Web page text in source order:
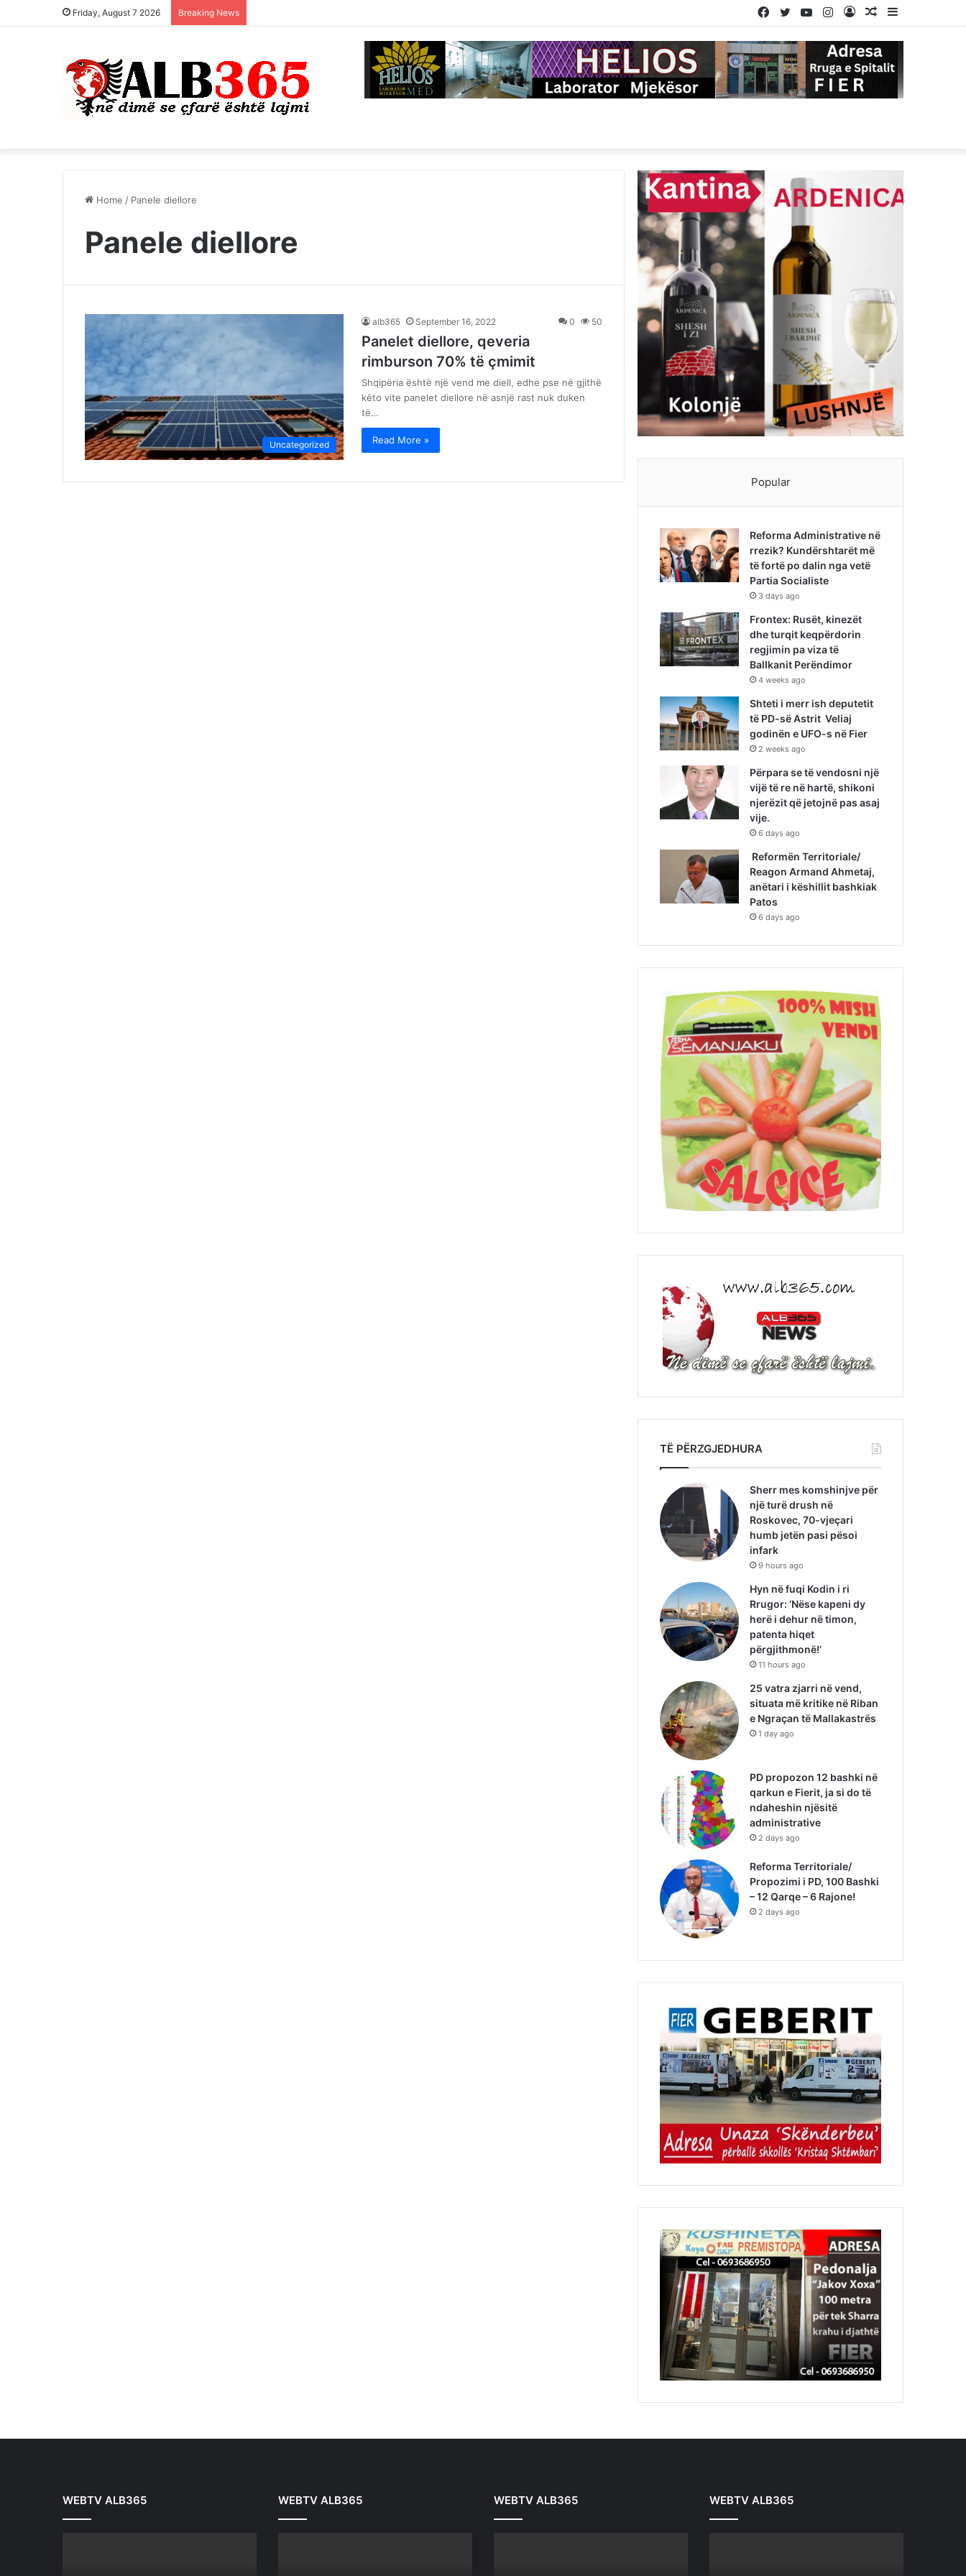
Friday, August 7 2026 Breaking News Sidebar
Random
Log
Instagram
YouTube
Twitter
Facebook
Home / Panele diellore
Panele diellore
Uncategorized
alb365 September 16, 2022 0 50
Panelet diellore, qeveria
rimburson 70% të çmimit
Shqipëria është një vend me diell, edhe pse në gjithë
këto vite panelet diellore në asnjë rast nuk duken
të…
Read More »
Popular
Reforma Administrative në
rrezik? Kundërshtarët më
të fortë po dalin nga vetë
Partia Socialiste
3 days ago
Frontex: Rusët, kinezët
dhe turqit keqpërdorin
regjimin pa viza të
Ballkanit Perëndimor
4 weeks ago
Shteti i merr ish deputetit
të PD-së Astrit Veliaj
godinën e UFO-s në Fier
2 weeks ago
Përpara se të vendosni një
vijë të re në hartë, shikoni
njerëzit që jetojnë pas asaj
vije.
6 days ago
Reformën Territoriale/
Reagon Armand Ahmetaj,
anëtari i këshillit bashkiak
Patos
6 days ago
TË PËRZGJEDHURA
Sherr mes komshinjve për
një turë drush në
Roskovec, 70-vjeçari
humb jetën pasi pësoi
infark
9 hours ago
Hyn në fuqi Kodin i ri
Rrugor: ‘Nëse kapeni dy
herë i dehur në timon,
patenta hiqet
përgjithmonë!’
11 hours ago
25 vatra zjarri në vend,
situata më kritike në Riban
e Ngraçan të Mallakastrës
1 day ago
PD propozon 12 bashki në
qarkun e Fierit, ja si do të
ndaheshin njësitë
administrative
2 days ago
Reforma Territoriale/
Propozimi i PD, 100 Bashki
– 12 Qarqe – 6 Rajone!
2 days ago
WEBTV ALB365 WEBTV ALB365 WEBTV ALB365 WEBTV ALB365